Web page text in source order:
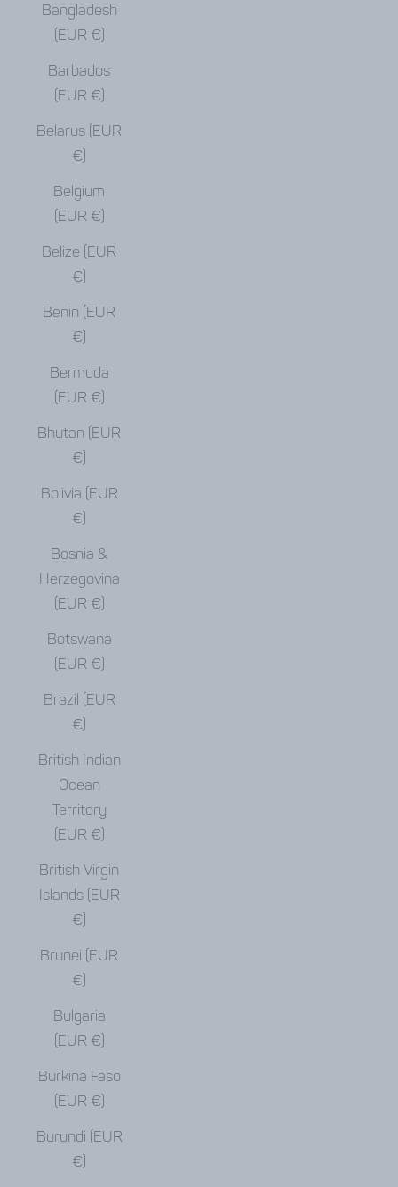
Bangladesh
(EUR €)
Barbados
(EUR €)
Belarus (EUR
€)
Belgium
(EUR €)
Belize (EUR
€)
Benin (EUR
€)
Bermuda
(EUR €)
Bhutan (EUR
€)
Bolivia (EUR
€)
Bosnia &
Herzegovina
(EUR €)
Botswana
(EUR €)
Brazil (EUR
€)
British Indian
Ocean
Territory
(EUR €)
British Virgin
Islands (EUR
€)
Brunei (EUR
€)
Bulgaria
(EUR €)
Burkina Faso
(EUR €)
Burundi (EUR
€)